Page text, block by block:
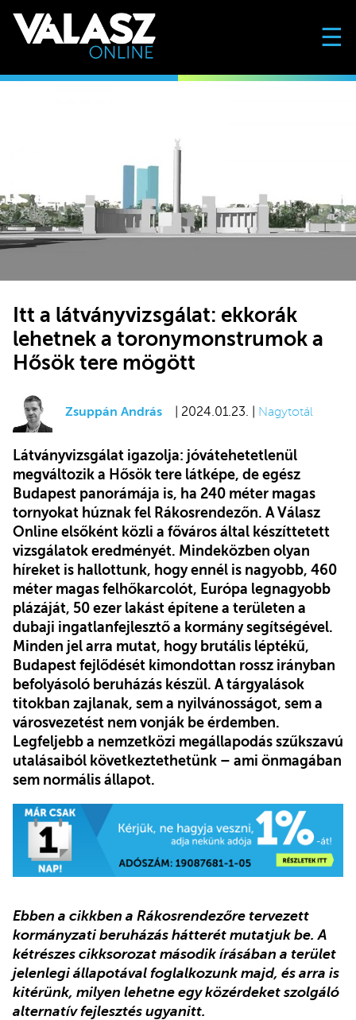
☰
Itt a látványvizsgálat: ekkorák
lehetnek a toronymonstrumok a
Hősök tere mögött
Zsuppán András | 2024.01.23. | Nagytotál
Látványvizsgálat igazolja: jóvátehetetlenül
megváltozik a Hősök tere látképe, de egész
Budapest panorámája is, ha 240 méter magas
tornyokat húznak fel Rákosrendezőn. A Válasz
Online elsőként közli a főváros által készíttetett
vizsgálatok eredményét. Mindeközben olyan
híreket is hallottunk, hogy ennél is nagyobb, 460
méter magas felhőkarcolót, Európa legnagyobb
plázáját, 50 ezer lakást építene a területen a
dubaji ingatlanfejlesztő a kormány segítségével.
Minden jel arra mutat, hogy brutális léptékű,
Budapest fejlődését kimondottan rossz irányban
befolyásoló beruházás készül. A tárgyalások
titokban zajlanak, sem a nyilvánosságot, sem a
városvezetést nem vonják be érdemben.
Legfeljebb a nemzetközi megállapodás szűkszavú
utalásaiból következtethetünk – ami önmagában
sem normális állapot.
Ebben a cikkben a Rákosrendezőre tervezett
kormányzati beruházás hátterét mutatjuk be. A
kétrészes cikksorozat második írásában a terület
jelenlegi állapotával foglalkozunk majd, és arra is
kitérünk, milyen lehetne egy közérdeket szolgáló
alternatív fejlesztés ugyanitt.